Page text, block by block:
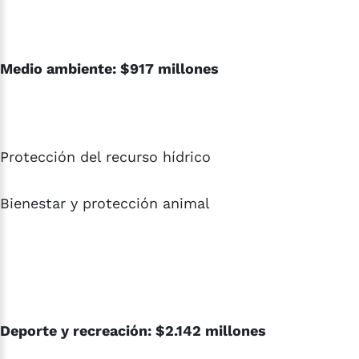
Medio ambiente: $917 millones
Protección del recurso hídrico
Bienestar y protección animal
Deporte y recreación: $2.142 millones